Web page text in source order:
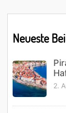
Sidebar
Neueste
2.